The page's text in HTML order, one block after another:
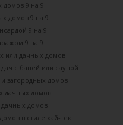
домов 9 на 9
домов 9 на 9
9 на 9
9 на 9
или дачных домов
с баней или сауной
загородных домов
дачных домов
домов
в стиле хай-тек